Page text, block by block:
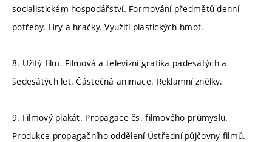
socialistickém hospodářství. Formování předmětů denní
potřeby. Hry a hračky. Využití plastických hmot.
8. Užitý film. Filmová a televizní grafika padesátých a
šedesátých let. Částečná animace. Reklamní znělky.
9. Filmový plakát. Propagace čs. filmového průmyslu.
Produkce propagačního oddělení Ústřední půjčovny filmů.